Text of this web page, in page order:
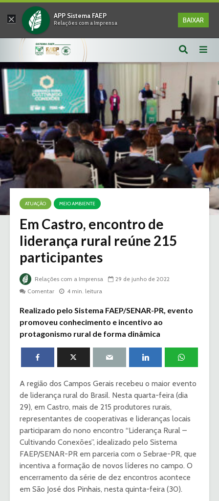
× APP Sistema FAEP
Relações com a Imprensa BAIXAR
ATUAÇÃO MEIO AMBIENTE
Em Castro, encontro de
liderança rural reúne 215
participantes
Relações com a Imprensa
29 de junho de 2022
Comentar
4 min. leitura
Realizado pelo Sistema FAEP/SENAR-PR, evento
promoveu conhecimento e incentivo ao
protagonismo rural de forma dinâmica
A região dos Campos Gerais recebeu o maior evento
de liderança rural do Brasil. Nesta quarta-feira (dia
29), em Castro, mais de 215 produtores rurais,
representantes de cooperativas e lideranças locais
participaram do nono encontro “Liderança Rural –
Cultivando Conexões”, idealizado pelo Sistema
FAEP/SENAR-PR em parceria com o Sebrae-PR, que
incentiva a formação de novos líderes no campo. O
encerramento da série de dez encontros acontece
em São José dos Pinhais, nesta quinta-feira (30).